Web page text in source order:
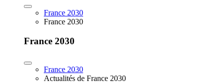
France 2030
France 2030
France 2030
France 2030
Actualités de France 2030